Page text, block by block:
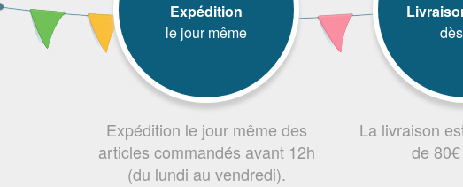
Expédition
le jour même
Expédition le jour même des
articles commandés avant 12h
(du lundi au vendredi).
La livraison
de